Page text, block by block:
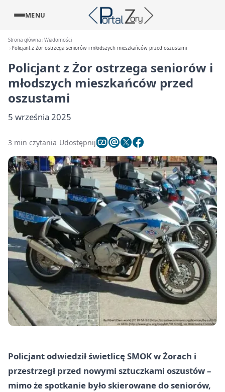
MENU
Strona główna Wiadomości
Policjant z Żor ostrzega seniorów i młodszych mieszkańców przed oszustami
Policjant z Żor ostrzega seniorów i
młodszych mieszkańców przed
oszustami
5 września 2025
3 min czytania Udostępnij
Policjant odwiedził świetlicę SMOK w Żorach i
przestrzegł przed nowymi sztuczkami oszustów –
mimo że spotkanie było skierowane do seniorów,